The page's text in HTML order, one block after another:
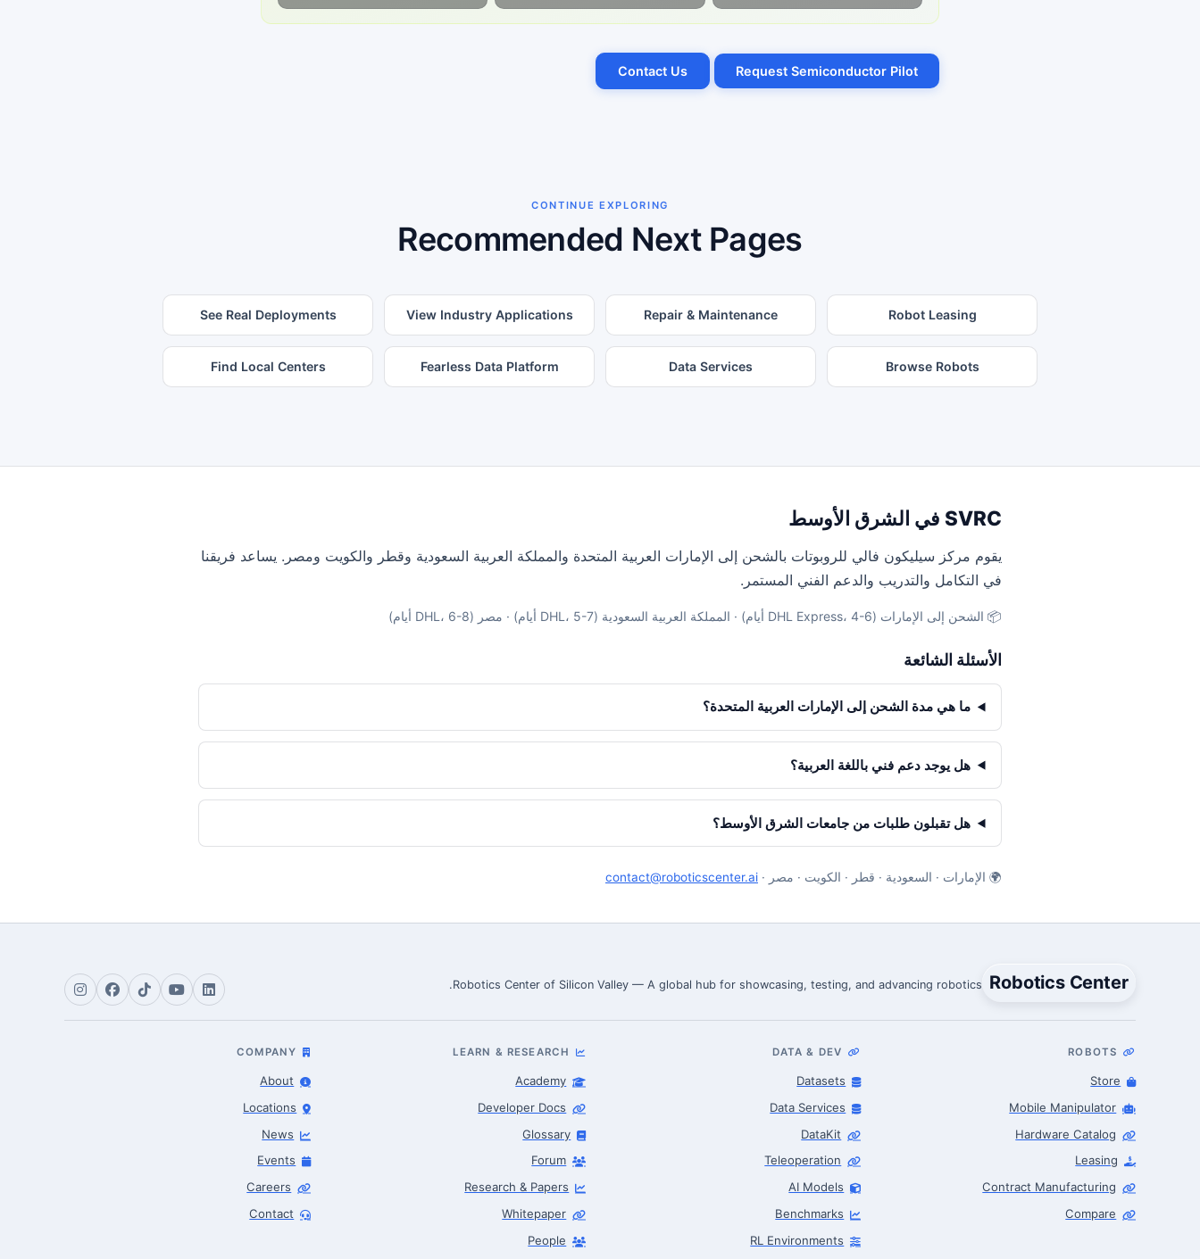
Request Semiconductor Pilot
Contact Us
CONTINUE EXPLORING
Recommended Next Pages
Robot Leasing
Repair & Maintenance
View Industry Applications
See Real Deployments
Browse Robots
Data Services
Fearless Data Platform
Find Local Centers
SVRC في الشرق الأوسط
يقوم مركز سيليكون فالي للروبوتات بالشحن إلى الإمارات العربية المتحدة والمملكة العربية السعودية وقطر والكويت ومصر. يساعد فريقنا
في التكامل والتدريب والدعم الفني المستمر.
📦 الشحن إلى الإمارات (DHL Express، 4-6 أيام) · المملكة العربية السعودية (DHL، 5-7 أيام) · مصر (DHL، 6-8 أيام)
الأسئلة الشائعة
ما هي مدة الشحن إلى الإمارات العربية المتحدة؟
هل يوجد دعم فني باللغة العربية؟
هل تقبلون طلبات من جامعات الشرق الأوسط؟
🌍 الإمارات · السعودية · قطر · الكويت · مصر · contact@roboticscenter.ai
Robotics Center
Robotics Center of Silicon Valley — A global hub for showcasing, testing, and advancing robotics.
ROBOTS
Store
Mobile Manipulator
Hardware Catalog
Leasing
Contract Manufacturing
Compare
DATA & DEV
Datasets
Data Services
DataKit
Teleoperation
AI Models
Benchmarks
RL Environments
LEARN & RESEARCH
Academy
Developer Docs
Glossary
Forum
Research & Papers
Whitepaper
People
COMPANY
About
Locations
News
Events
Careers
Contact
Robotics Center of Silicon Valley · intake